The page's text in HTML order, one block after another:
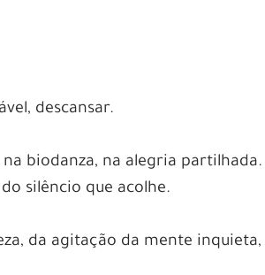
descansar.
biodanza, na alegria partilhada.
silêncio que acolhe.
da agitação da mente inquieta,